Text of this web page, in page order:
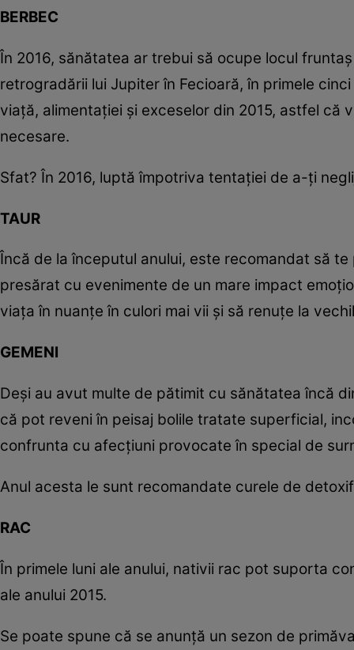
BERBEC
În 2016, sănătatea ar trebui să ocupe locul
retrogradării lui Jupiter în Fecioară, în primele
viaţă, alimentaţiei şi exceselor din 2015, astfel
necesare.
Sfat? În 2016, luptă împotriva tentaţiei de a-ţi
TAUR
Încă de la începutul anului, este recomandat să
presărat cu evenimente de un mare impact
viaţa în nuanţe în culori mai vii şi să renuţe la
GEMENI
Deşi au avut multe de pătimit cu sănătatea încă
că pot reveni în peisaj bolile tratate superficial,
confrunta cu afecţiuni provocate în special de
Anul acesta le sunt recomandate curele de
RAC
În primele luni ale anului, nativii rac pot suporta
ale anului 2015.
Se poate spune că se anunţă un sezon de